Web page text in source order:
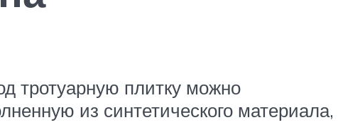
тротуарную плитку можно
из синтетического материала,